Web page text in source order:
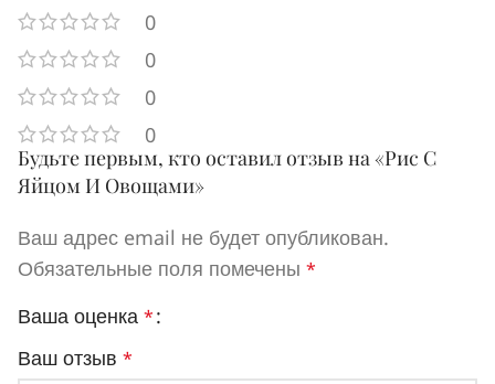
0
0
0
0
Будьте первым, кто оставил отзыв на «Рис С
Яйцом И Овощами»
Ваш адрес email не будет опубликован.
Обязательные поля помечены *
Ваша оценка *
Ваш отзыв *